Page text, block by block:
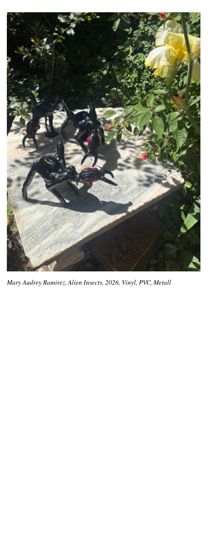
Mary Audrey Ramirez, Alien Insects, 2026, Vinyl, PVC, Metall